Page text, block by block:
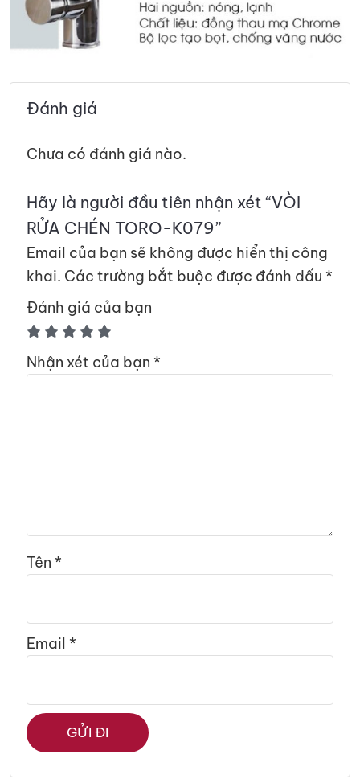
Đánh giá
Chưa có đánh giá nào.
Hãy là người đầu tiên nhận xét “VÒI
RỬA CHÉN TORO-K079”
Email của bạn sẽ không được hiển thị công
khai. Các trường bắt buộc được đánh dấu *
Đánh giá của bạn
Nhận xét của bạn *
Tên *
Email *